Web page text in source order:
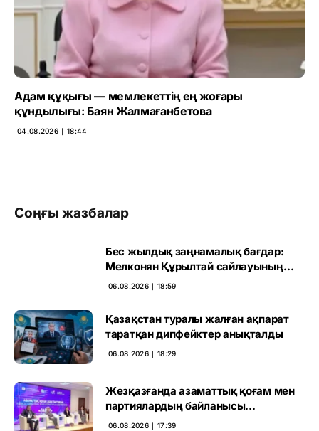
Адам құқығы — мемлекеттің ең жоғары
құндылығы: Баян Жалмағанбетова
04.08.2026 ∣ 18:44
Соңғы жазбалар
Бес жылдық заңнамалық бағдар:
Мелконян Құрылтай сайлауының
маңызын бағалады
06.08.2026 ∣ 18:59
Қазақстан туралы жалған ақпарат
таратқан дипфейктер анықталды
06.08.2026 ∣ 18:29
Жезқазғанда азаматтық қоғам мен
партиялардың байланысы
талқыланды
06.08.2026 ∣ 17:39